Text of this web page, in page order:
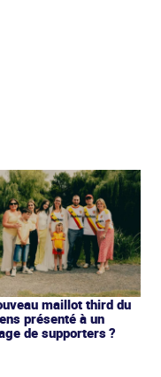
maillot third du
présenté à un
de supporters ?